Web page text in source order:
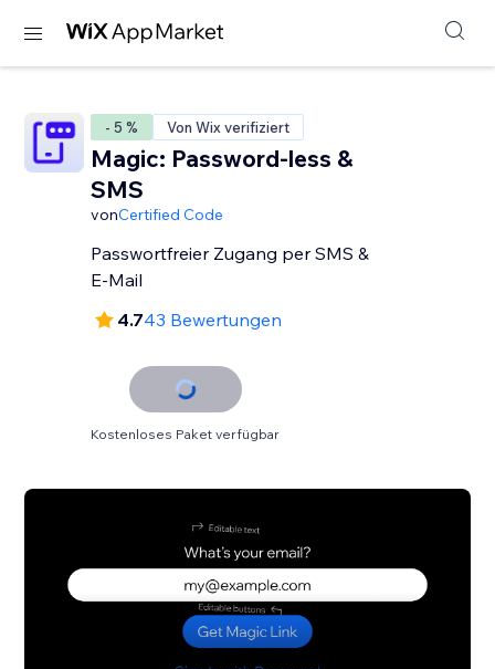
- 5 % Von Wix verifiziert
Magic: Password-less &
SMS
vonCertified Code
Passwortfreier Zugang per SMS &
E-Mail
4.743 Bewertungen
Kostenloses Paket verfügbar